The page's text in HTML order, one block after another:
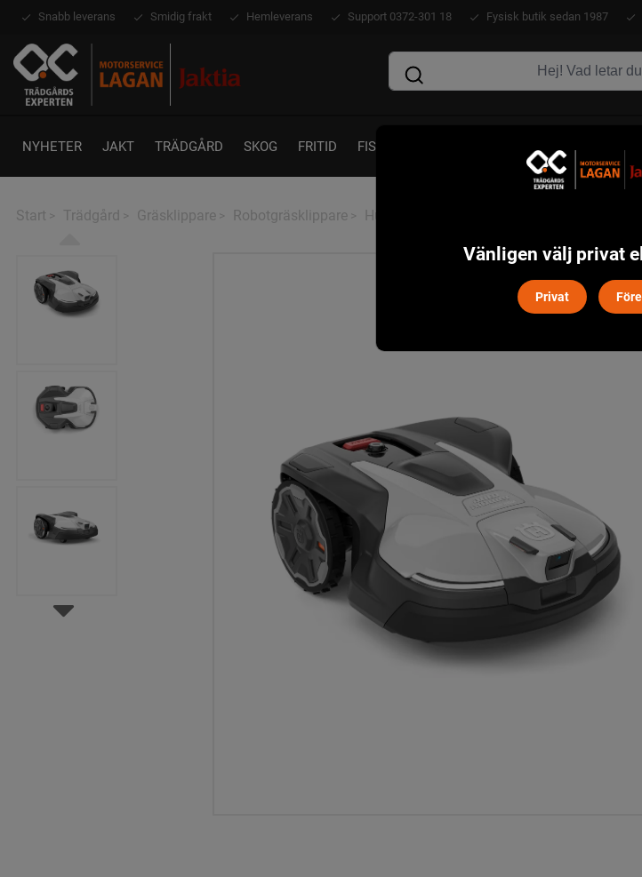
Snabb leverans Smidig frakt Hemleverans Support 0372-301 18 Fysisk butik sedan 1987
NYHETER JAKT TRÄDGÅRD SKOG FRITID FISKE
Start > Trädgård > Gräsklippare > Robotgräsklippare > Husqvarna Automower Husqvarna
Vänligen välj privat
Privat